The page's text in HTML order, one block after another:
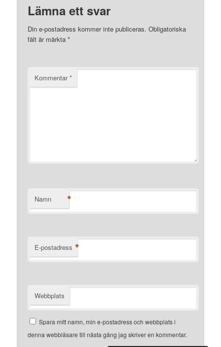
Lämna ett svar
Din e-postadress kommer inte publiceras. Obligatoriska
fält är märkta*
Kommentar*
Namn *
E-postadress *
Webbplats
Spara mitt namn, min e-postadress och webbplats i
denna webbläsare till nästa gång jag skriver en kommentar.